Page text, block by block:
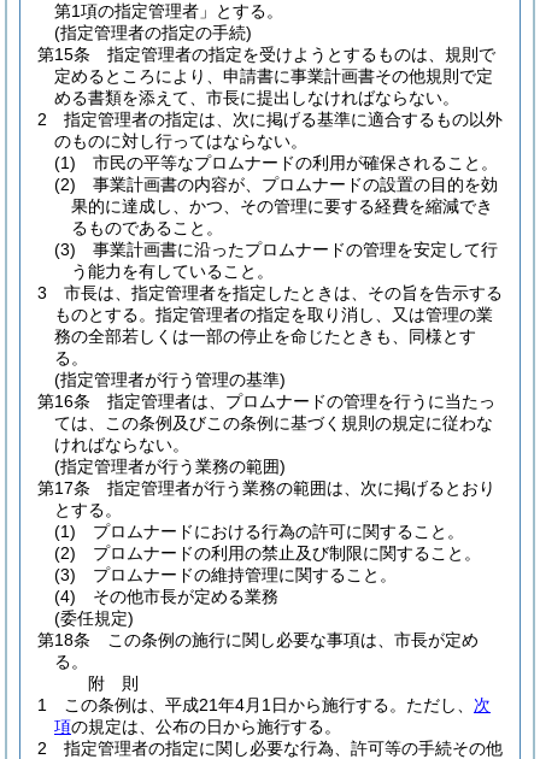
第1項の指定管理者」とする。
(指定管理者の指定の手続)
第15条
指定管理者の指定を受けようとするものは、規則で
定めるところにより、申請書に事業計画書その他規則で定
める書類を添えて、市長に提出しなければならない。
2
指定管理者の指定は、次に掲げる基準に適合するもの以外
のものに対し行ってはならない。
(1)
市民の平等なプロムナードの利用が確保されること。
(2)
事業計画書の内容が、プロムナードの設置の目的を効
果的に達成し、かつ、その管理に要する経費を縮減でき
るものであること。
(3)
事業計画書に沿ったプロムナードの管理を安定して行
う能力を有していること。
3
市長は、指定管理者を指定したときは、その旨を告示する
ものとする。 指定管理者の指定を取り消し、又は管理の業
務の全部若しくは一部の停止を命じたときも、同様とす
る。
(指定管理者が行う管理の基準)
第16条
指定管理者は、プロムナードの管理を行うに当たっ
ては、この条例及びこの条例に基づく規則の規定に従わな
ければならない。
(指定管理者が行う業務の範囲)
第17条
指定管理者が行う業務の範囲は、次に掲げるとおり
とする。
(1)
プロムナードにおける行為の許可に関すること。
(2)
プロムナードの利用の禁止及び制限に関すること。
(3)
プロムナードの維持管理に関すること。
(4)
その他市長が定める業務
(委任規定)
第18条
この条例の施行に関し必要な事項は、市長が定め
る。
附 則
1
この条例は、平成21年4月1日から施行する。 ただし、 次
項の規定は、公布の日から施行する。
2
指定管理者の指定に関し必要な行為、許可等の手続その他